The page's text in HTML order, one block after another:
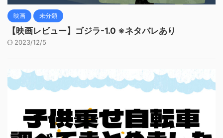
映画 未分類
【映画レビュー】ゴジラ-1.0 ※ネタバレあり
2023/12/5